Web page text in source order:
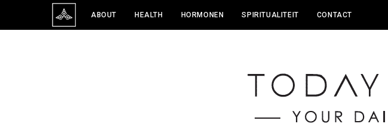
ABOUT HEALTH HORMONEN SPIRITUALITEIT CONTACT